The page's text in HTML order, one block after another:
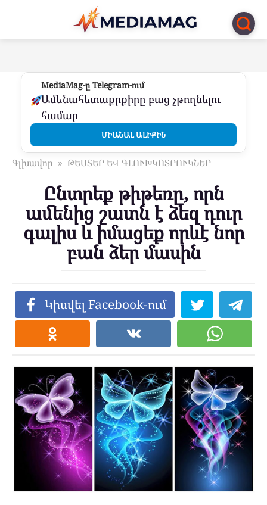
Перейти
контенту
MediaMag-ը Telegram-ում
Ամենահետաքրքիրը բաց չթողնելու
համար
ՄԻԱՆԱԼ ԱԼԻՔԻՆ
Գլխավոր » ԹԵՍՏԵՐ ԵՎ ԳԼՈՒԽԿՈՏՐՈՒԿՆԵՐ
Ընտրեք թիթեռը, որն
ամենից շատն է ձեզ դուր
գալիս և իմացեք որևէ նոր
բան ձեր մասին
Կիսվել Facebook-ում